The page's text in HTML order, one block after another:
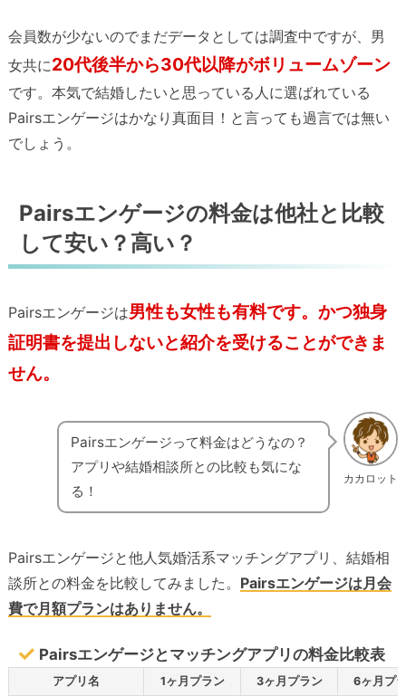
会員数が少ないのでまだデータとしては調査中ですが、男
女共に20代後半から30代以降がボリュームゾーン
です。本気で結婚したいと思っている人に選ばれている
Pairsエンゲージはかなり真面目！と言っても過言では無い
でしょう。
Pairsエンゲージの料金は他社と比較
して安い？高い？
Pairsエンゲージは男性も女性も有料です。かつ独身
証明書を提出しないと紹介を受けることができま
せん。
カカロット
Pairsエンゲージって料金はどうなの？
アプリや結婚相談所との比較も気にな
る！
Pairsエンゲージと他人気婚活系マッチングアプリ、結婚相
談所との料金を比較してみました。 Pairsエンゲージは月会
費で月額プランはありません。
Pairsエンゲージとマッチングアプリの料金比較表
アプリ名 1ヶ月プラン 3ヶ月プラン 6ヶ月プ